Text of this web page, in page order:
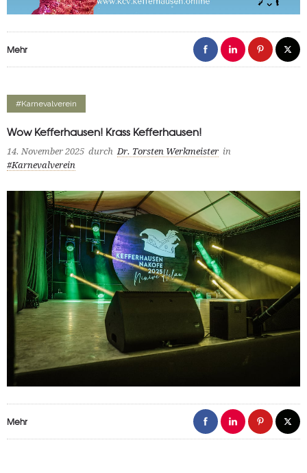
Mehr
#Karnevalverein
Wow Kefferhausen! Krass Kefferhausen!
14. November 2025 durch Dr. Torsten Werkmeister in
#Karnevalverein
Mehr